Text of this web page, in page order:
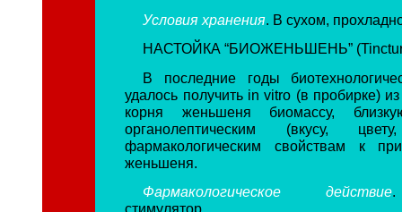
Условия хранения. В сухом,
НАСТОЙКА “БИОЖЕНЬШЕНЬ”
В последние годы
удалось получить in vitro (в пробирке)
корня женьшеня биомассу,
органолептическим (вкусу,
фармакологическим свойствам к
женьшеня.
Фармакологическое действие.
стимулятор.